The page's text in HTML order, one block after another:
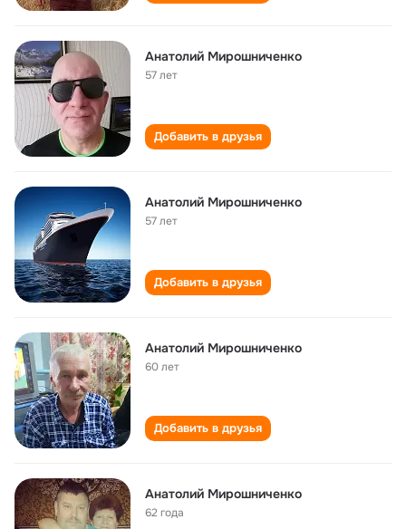
Анатолий Мирошниченко
57 лет
Добавить в друзья
Анатолий Мирошниченко
57 лет
Добавить в друзья
Анатолий Мирошниченко
60 лет
Добавить в друзья
Анатолий Мирошниченко
62 года